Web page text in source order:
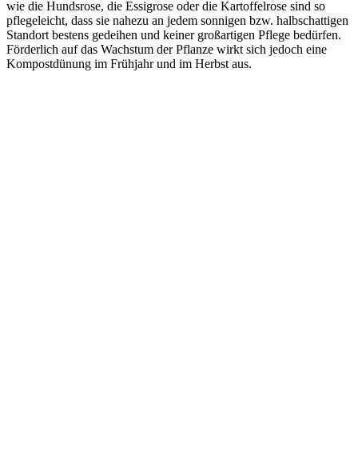
wie die Hundsrose, die Essigrose oder die Kartoffelrose sind so
pflegeleicht, dass sie nahezu an jedem sonnigen bzw. halbschattigen
Standort bestens gedeihen und keiner großartigen Pflege bedürfen.
Förderlich auf das Wachstum der Pflanze wirkt sich jedoch eine
Kompostdünung im Frühjahr und im Herbst aus.